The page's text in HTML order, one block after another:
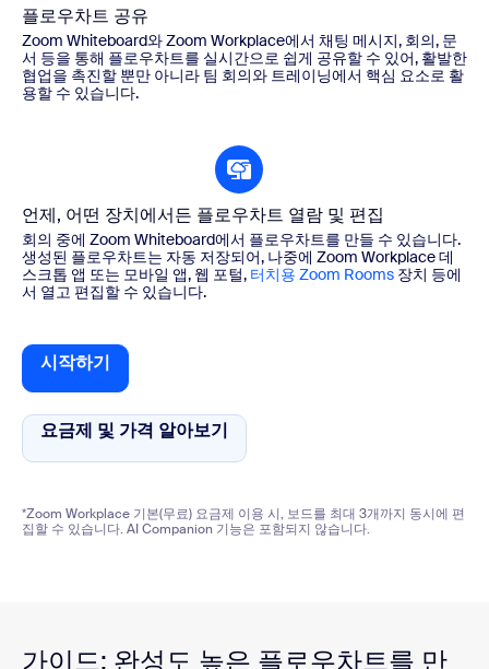
플로우차트 공유
Zoom Whiteboard와 Zoom Workplace에서 채팅 메시지, 회의, 문
서 등을 통해 플로우차트를 실시간으로 쉽게 공유할 수 있어, 활발한
협업을 촉진할 뿐만 아니라 팀 회의와 트레이닝에서 핵심 요소로 활
용할 수 있습니다.
언제, 어떤 장치에서든 플로우차트 열람 및 편집
회의 중에 Zoom Whiteboard에서 플로우차트를 만들 수 있습니다.
생성된 플로우차트는 자동 저장되어, 나중에 Zoom Workplace 데
스크톱 앱 또는 모바일 앱, 웹 포털, 터치용 Zoom Rooms 장치 등에
서 열고 편집할 수 있습니다.
시작하기 시작하기
요금제 및 가격 알아보기 요금제 및 가격 알아보기
*Zoom Workplace 기본(무료) 요금제 이용 시, 보드를 최대 3개까지 동시에 편
집할 수 있습니다. AI Companion 기능은 포함되지 않습니다.
가이드: 완성도 높은 플로우차트를 만